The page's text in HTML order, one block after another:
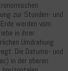
zur Stunden- und
werden vom
in ihrer
Umdrehung
Die Datums- und
in der oberen